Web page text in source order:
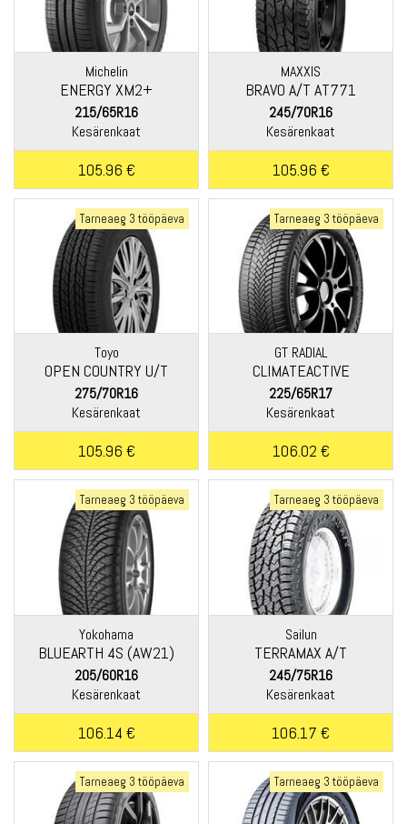
Michelin
ENERGY XM2+
215/65R16
Kesärenkaat
105.96 €
MAXXIS
BRAVO A/T AT771
245/70R16
Kesärenkaat
105.96 €
Tarneaeg 3 tööpäeva
Toyo
OPEN COUNTRY U/T
275/70R16
Kesärenkaat
105.96 €
Tarneaeg 3 tööpäeva
GT RADIAL
CLIMATEACTIVE
225/65R17
Kesärenkaat
106.02 €
Tarneaeg 3 tööpäeva
Yokohama
BLUEARTH 4S (AW21)
205/60R16
Kesärenkaat
106.14 €
Tarneaeg 3 tööpäeva
Sailun
TERRAMAX A/T
245/75R16
Kesärenkaat
106.17 €
Tarneaeg 3 tööpäeva Tarneaeg 3 tööpäeva